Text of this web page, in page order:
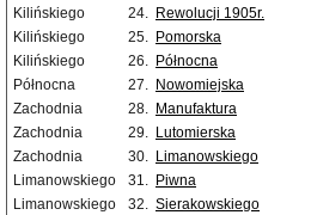
Kilińskiego
24. Rewolucji 1905r.
Kilińskiego
25. Pomorska
Kilińskiego
26. Północna
Północna
27. Nowomiejska
Zachodnia
28. Manufaktura
Zachodnia
29. Lutomierska
Zachodnia
30. Limanowskiego
Limanowskiego
31. Piwna
Limanowskiego
32. Sierakowskiego